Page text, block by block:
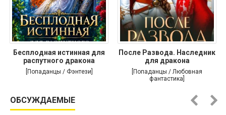
Бесплодная истинная для
распутного дракона
[Попаданцы / Фэнтези]
После Развода. Наследник
для дракона
[Попаданцы / Любовная
фантастика]
ОБСУЖДАЕМЫЕ